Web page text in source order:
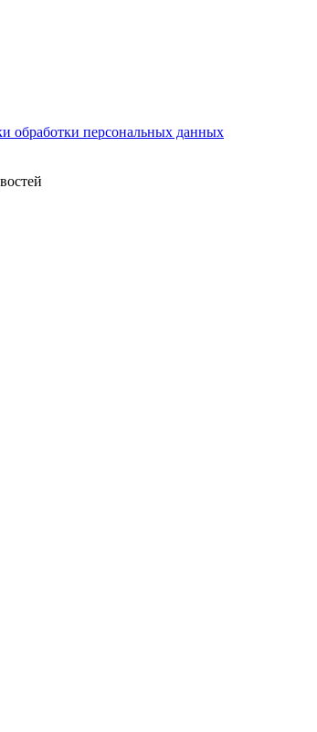
обработки персональных данных